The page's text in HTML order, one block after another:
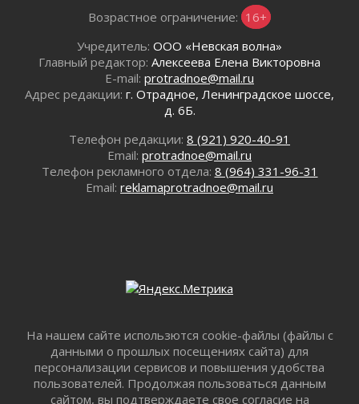
В Ленобласти открылась экспозиция к 150-
летию Билибина
01 августа 2026
Лето без гаджетов
01 августа 2026
Болезнь девственниц и вампиров
01 августа 2026
Безмолвный крик о помощи
01 августа 2026
В музей всей семьёй
01 августа 2026
Айда на пляж!
01 августа 2026
Один в поле — не воин
Возрастное ограничение: 16+
Учредитель: ООО «Невская волна»
Главный редактор: Алексеева Елена Викторовна
E-mail: protradnoe@mail.ru
Адрес редакции: г. Отрадное, Ленинградское шоссе,
д. 6Б.
Телефон редакции: 8 (921) 920-40-91
Email: protradnoe@mail.ru
Телефон рекламного отдела: 8 (964) 331-96-31
Email: reklamaprotradnoe@mail.ru
На нашем сайте использются cookie-файлы (файлы с
данными о прошлых посещениях сайта) для
персонализации сервисов и повышения удобства
пользователей. Продолжая пользоваться данным
сайтом, вы подтверждаете свое согласие на